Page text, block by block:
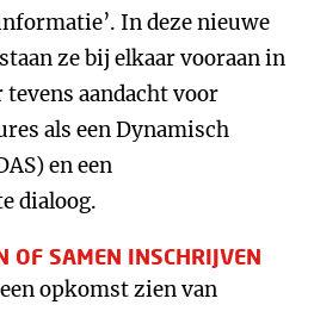
In deze nieuwe
ze bij elkaar vooraan in
aandacht voor
als een Dynamisch
en een
dialoog.
OF SAMEN INSCHRIJVEN
opkomst zien van